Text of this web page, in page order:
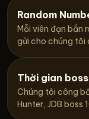
Random
Mỗi viên đạn bắn
gửi cho chúng tôi
Thời gian
Chúng tôi công
Hunter, JDB boss